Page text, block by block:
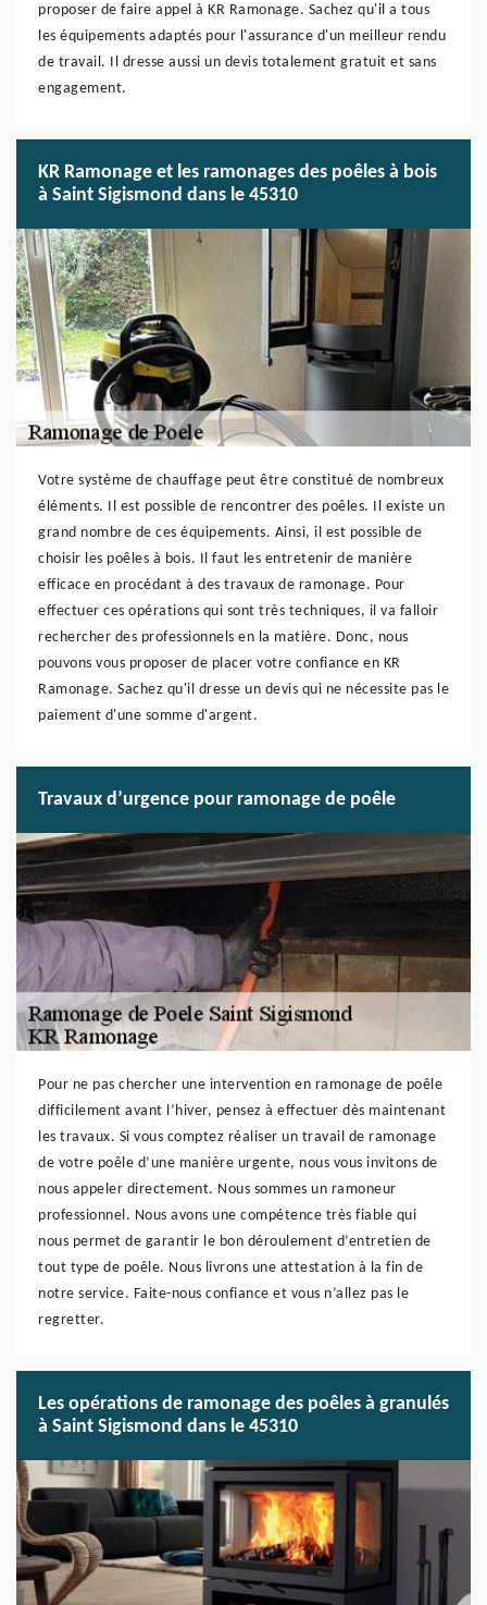
proposer de faire appel à KR Ramonage. Sachez qu'il a tous
les équipements adaptés pour l'assurance d'un meilleur rendu
de travail. Il dresse aussi un devis totalement gratuit et sans
engagement.
KR Ramonage et les ramonages des poêles à bois
à Saint Sigismond dans le 45310
Votre système de chauffage peut être constitué de nombreux
éléments. Il est possible de rencontrer des poêles. Il existe un
grand nombre de ces équipements. Ainsi, il est possible de
choisir les poêles à bois. Il faut les entretenir de manière
efficace en procédant à des travaux de ramonage. Pour
effectuer ces opérations qui sont très techniques, il va falloir
rechercher des professionnels en la matière. Donc, nous
pouvons vous proposer de placer votre confiance en KR
Ramonage. Sachez qu'il dresse un devis qui ne nécessite pas le
paiement d'une somme d'argent.
Travaux d’urgence pour ramonage de poêle
Pour ne pas chercher une intervention en ramonage de poêle
difficilement avant l’hiver, pensez à effectuer dès maintenant
les travaux. Si vous comptez réaliser un travail de ramonage
de votre poêle d’une manière urgente, nous vous invitons de
nous appeler directement. Nous sommes un ramoneur
professionnel. Nous avons une compétence très fiable qui
nous permet de garantir le bon déroulement d’entretien de
tout type de poêle. Nous livrons une attestation à la fin de
notre service. Faite-nous confiance et vous n’allez pas le
regretter.
Les opérations de ramonage des poêles à granulés
à Saint Sigismond dans le 45310